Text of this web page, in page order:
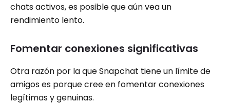
chats activos, es posible que aún vea un
rendimiento lento.
Fomentar conexiones significativas
Otra razón por la que Snapchat tiene un límite de
amigos es porque cree en fomentar conexiones
legítimas y genuinas.